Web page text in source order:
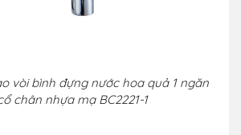
vòi bình đựng nước hoa quả 1 ngăn
chân nhựa mạ BC2221-1